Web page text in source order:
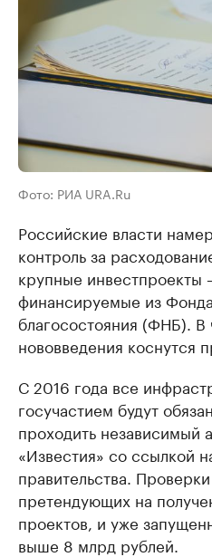
Фото: РИА URA.Ru
Российские власти
контроль за
крупные инвестпроекты
финансируемые из
благосостояния (ФНБ). В
нововведения коснутся
С 2016 года все
госучастием будут
проходить независимый
«Известия» со ссылкой
правительства.
претендующих на
проектов, и уже
выше 8 млрд рублей.